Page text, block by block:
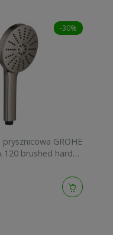
-30%
prysznicowa GROHE
120 brushed hard